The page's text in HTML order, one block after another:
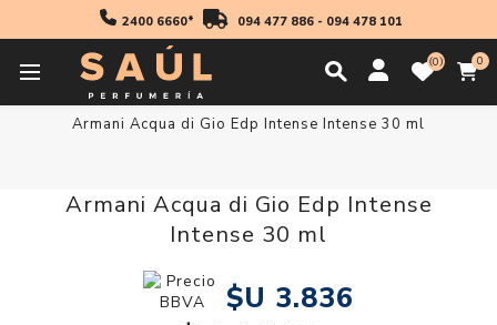
2400 6660* 094 477 886- 094 478 101
0 0
Inicio
Armani Acqua di Gio Edp Intense Intense 30 ml
Armani Acqua di Gio Edp Intense
Intense 30 ml
$U 3.836